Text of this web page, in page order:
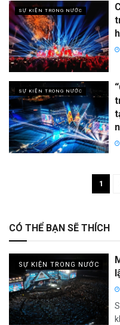
SỰ KIỆN TRONG NƯỚC
SỰ KIỆN TRONG NƯỚC
1
CÓ THỂ BẠN SẼ THÍCH
SỰ KIỆN TRONG NƯỚC